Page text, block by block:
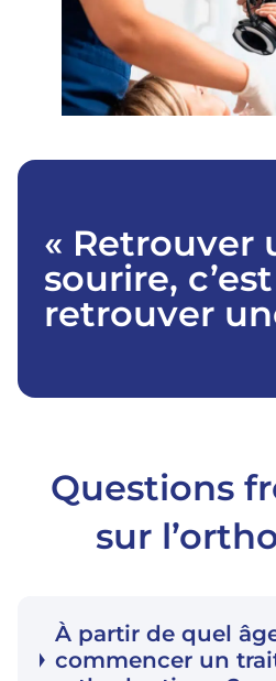
« Retrouver
sourire,
retrouver
Questions
sur
À partir de quel
commencer un